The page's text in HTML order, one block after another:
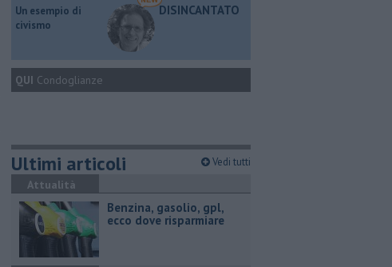
​Un esempio di
civismo
DISINCANTATO
QUI Condoglianze
Ultimi articoli Vedi tutti
Attualità
​Benzina, gasolio, gpl,
ecco dove risparmiare